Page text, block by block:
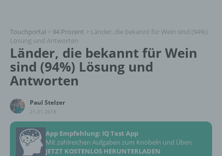
Touchportal > 94 Prozent > Länder, die bekannt für Wein sind (94%)
Lösung und Antworten
Länder, die bekannt für Wein
sind (94%) Lösung und
Antworten
Paul Stelzer
21.01.2018
App Empfehlung: IQ Test App
Mit zahlreichen Aufgaben zum Knobeln und Üben
JETZT KOSTENLOS HERUNTERLADEN